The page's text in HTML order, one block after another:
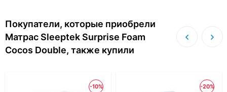
Покупатели, которые приобрели
Матрас Sleeptek Surprise Foam
Cocos Double, также купили
-10% -20%